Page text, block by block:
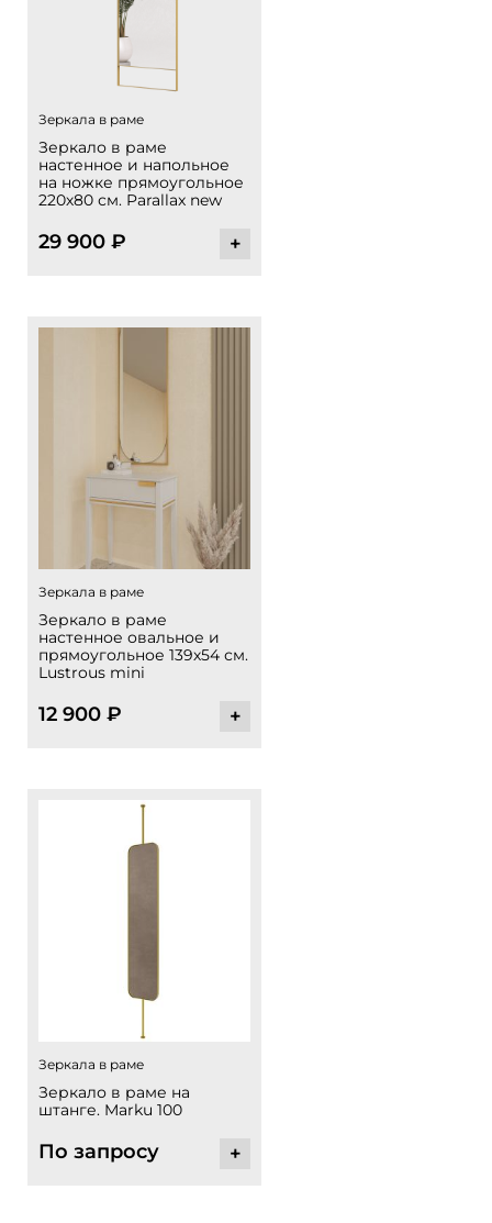
Зеркала в раме
Зеркало в раме
настенное и напольное
на ножке прямоугольное
220х80 см. Parallax new
29 900 ₽ +
Зеркала в раме
Зеркало в раме
настенное овальное и
прямоугольное 139х54 см.
Lustrous mini
12 900 ₽ +
Зеркала в раме
Зеркало в раме на
штанге. Marku 100
По запросу +